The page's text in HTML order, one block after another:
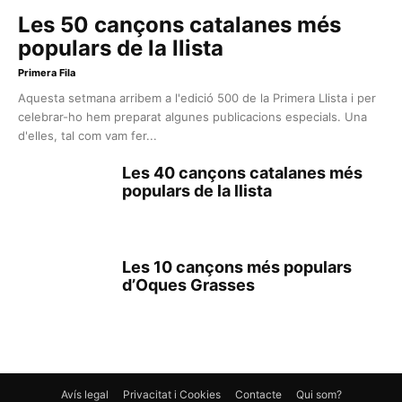
Les 50 cançons catalanes més
populars de la llista
Primera Fila
Aquesta setmana arribem a l'edició 500 de la Primera Llista i per
celebrar-ho hem preparat algunes publicacions especials. Una
d'elles, tal com vam fer...
Les 40 cançons catalanes més
populars de la llista
Les 10 cançons més populars
d’Oques Grasses
Avís legal Privacitat i Cookies Contacte Qui som?